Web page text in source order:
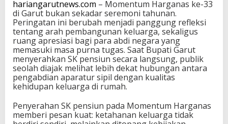
hariangarutnews.com – Momentum Harganas ke-33
di Garut bukan sekadar seremoni tahunan.
Peringatan ini berubah menjadi panggung refleksi
tentang arah pembangunan keluarga, sekaligus
ruang apresiasi bagi para abdi negara yang
memasuki masa purna tugas. Saat Bupati Garut
menyerahkan SK pensiun secara langsung, publik
seolah diajak melihat lebih dekat hubungan antara
pengabdian aparatur sipil dengan kualitas
kehidupan keluarga di rumah.
Penyerahan SK pensiun pada Momentum Harganas
memberi pesan kuat: ketahanan keluarga tidak